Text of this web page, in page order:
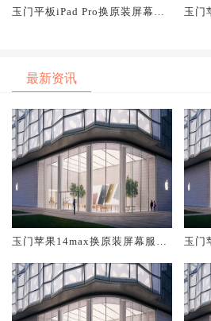
玉门平板iPad Pro换原装屏幕服
玉门
最新资讯
玉门苹果14max换原装屏幕服务
玉门